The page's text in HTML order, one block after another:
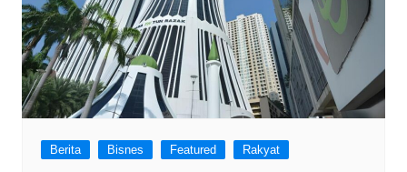
Berita Bisnes Featured Rakyat